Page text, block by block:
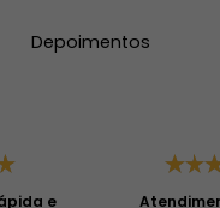
Depoimentos
e